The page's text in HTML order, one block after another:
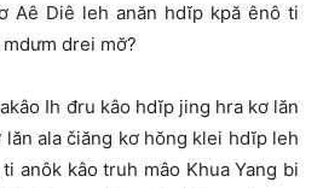
Aê Diê leh anăn hdĭp kpă ênô ti
drei mơ̆?
Ih đru kâo hdĭp jing hra kơ lăn
lăn ala čiăng kơ hŏng klei hdĭp leh
anôk kâo truh mâo Khua Yang bi